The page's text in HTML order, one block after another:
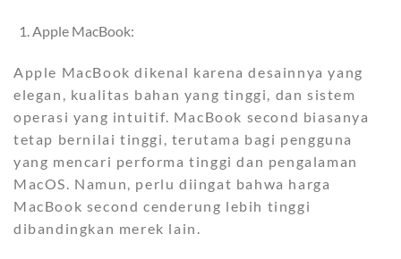
Apple MacBook:
Apple MacBook dikenal karena desainnya yang
elegan, kualitas bahan yang tinggi, dan sistem
operasi yang intuitif. MacBook second biasanya
tetap bernilai tinggi, terutama bagi pengguna
yang mencari performa tinggi dan pengalaman
MacOS. Namun, perlu diingat bahwa harga
MacBook second cenderung lebih tinggi
dibandingkan merek lain.